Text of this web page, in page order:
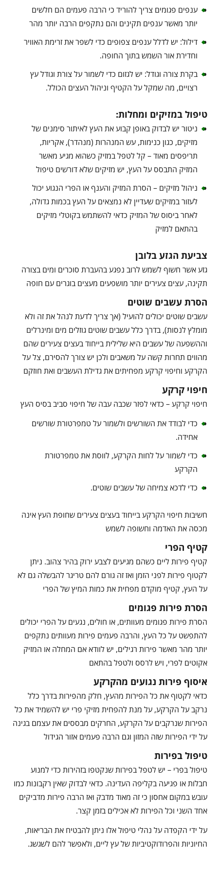
ענפים פגומים צריך להוריד כי הרבה פעמים הם חלשים
יותר מאשר ענפים תקינים והם נתקפים הרבה יותר מהר
דילול: יש לדלל ענפים צפופים כדי לשפר את זרימת האוויר
וחדירת אור השמש בתוך החופה.
בקרת צורה וגודל: יש לגזום כדי לשמור על צורת וגודל עץ
רצויים, מה שמקל על הקטיף וניהול העצים הכולל.
טיפול במזיקים ומחלות:
ניטור יש לבדוק באופן קבוע את העץ לאיתור סימנים של
מזיקים, כגון כנימות, עש המנהרות (מנהדר), אקריות,
תריפסים מאוד – קל לטפל במזיק כשהוא מגיע מאשר
המזיק התבסס על העץ, יש מזיקים שלא דורשים טיפול
ניהול מזיקים – הסרת המזיק והענף או הפרי הנגוע יכול
לעזור במזיקים שעדיין לא נמצאים על העץ בכמות גדולה,
לאחר ביסוס של המזיק כדאי להשתמש בקוטלי מזיקים
בהתאם למזיק
צביעת הגזע בלובן
גזע אשר חשוף לשמש לרוב נפגע בהעברת סוכרים ומים בצורה
תקינה, עצים צעירים יותר מושפעים מעצים בוגרים עם חופה
הסרת עשבים שוטים
עשבים שוטים יכולים להועיל (אך צריך לדעת לנהל את זה ולא
מומלץ לנסות), בדרך כלל עשבים שוטים גוזלים מים ומינרלים
וההשפעה של עשבים היא שלילית בייחוד בעצים צעירים שהם
מהווים תחרות קשה על משאבים ולכן יש צורך להסירם, צל על
הקרקע וחיפוי קרקע מפחיתים את גדילת העשבים ואת חוזקם
חיפוי קרקע
חיפוי קרקע – כדאי לפזר שכבה עבה של חיפוי סביב בסיס העץ
כדי לבודד את השורשים ולשמור על טמפרטורת שורשים
אחידה.
כדי לשמור על לחות הקרקע, לווסת את טמפרטורת
הקרקע
כדי לדכא צמיחה של עשבים שוטים.
חשיבות חיפוי הקרקע בייחוד בעצים צעירים שחופת העץ אינה
מכסה את האדמה וחשופה לשמש
קטיף הפרי
קטיף פירות ליים כשהם מגיעים לצבע ירוק בהיר צהוב. ניתן
לקטוף פירות לפני הזמן ואז זה גורם להם טריגר להבשלה גם לא
על העץ, קטיף מוקדם מפחית את כמות המיץ של הפרי
הסרת פירות פגומים
הסרת פירות פגומים מעוותים, או חולים, נגעים על הפרי יכולים
להתפשט על כל העץ, והרבה פעמים פירות מעוותים נתקפים
יותר מהר מאשר פירות רגילים, יש לוודא אם המחלה או המזיק
אקוטים לפרי, ויש לרסס ולטפל בהתאם
איסוף פירות נגועים מהקרקע
כדאי לקטוף את כל הפירות מהעץ, חלק מהפירות בדרך כלל
נרקב על הקרקע, על מנת להפחית מזיקי פרי יש להשמיד את כל
הפירות שנרקבים על הקרקע, החרקים מבססים את עצמם בגינה
על ידי הפירות שזה המזון וגם הרבה פעמים אזור הגידול
טיפול בפירות
טיפול בפרי – יש לטפל בפירות שנקטפו בזהירות כדי למנוע
חבלות או פגיעה בקליפה העדינה. כדאי לבדוק שאין רקבונות כמו
עובש במקום אחסון כי זה מאוד מדבק ואז הרבה פירות מדביקים
אחד השני וכל הפירות לא אכילים בזמן קצר.
על ידי הקפדה על נהלי טיפול אלו ניתן להבטיח את הבריאות,
החיוניות והפרודוקטיביות של עץ ליים, ולאפשר להם לשגשג.